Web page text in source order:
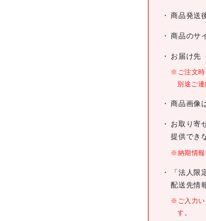
商品
型式
JANコ
仕様
商品発送
商品のサ
お届け先
※ご注文時
別途ご連
商品画像
お取り寄
提供でき
※納期情報
「法人
配送先情
※ご入力い
す。